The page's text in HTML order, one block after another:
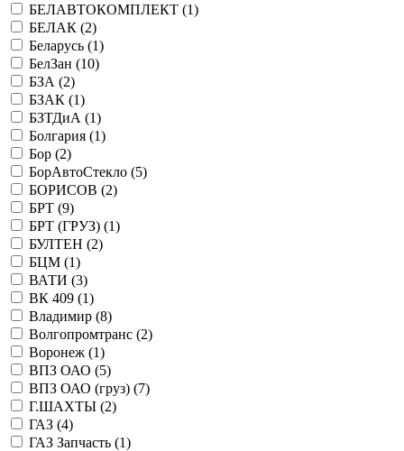
БЕЛАВТОКОМПЛЕКТ (1)
БЕЛАК (2)
Беларусь (1)
БелЗан (10)
БЗА (2)
БЗАК (1)
БЗТДиА (1)
Болгария (1)
Бор (2)
БорАвтоСтекло (5)
БОРИСОВ (2)
БРТ (9)
БРТ (ГРУЗ) (1)
БУЛТЕН (2)
БЦМ (1)
ВАТИ (3)
ВК 409 (1)
Владимир (8)
Волгопромтранс (2)
Воронеж (1)
ВПЗ ОАО (5)
ВПЗ ОАО (груз) (7)
Г.ШАХТЫ (2)
ГАЗ (4)
ГАЗ Запчасть (1)